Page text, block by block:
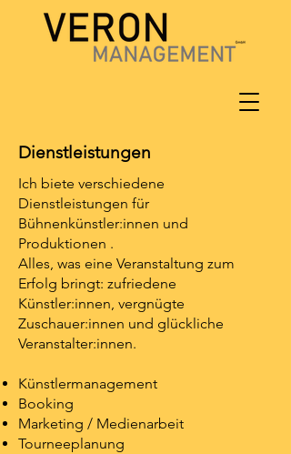
Dienstleistungen
Ich biete verschiedene
Dienstleistungen für
Bühnenkünstler:innen und
Produktionen .
Alles, was eine Veranstaltung zum
Erfolg bringt: zufriedene
Künstler:innen, vergnügte
Zuschauer:innen und glückliche
Veranstalter:innen.
Künstlermanagement
Booking
Marketing / Medienarbeit
Tourneeplanung